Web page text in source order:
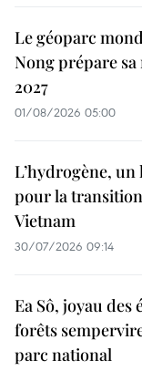
Le géoparc
Nong prépare
2027
01/08/2026 05:00
L’hydrogène,
pour la
Vietnam
30/07/2026 09:14
Ea Sô, joyau des
forêts
parc national